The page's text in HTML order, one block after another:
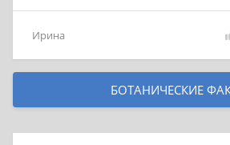
Ирина
БОТАНИЧЕСКИЕ